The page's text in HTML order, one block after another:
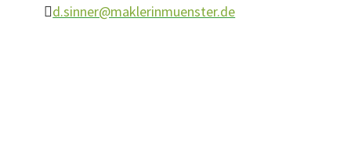
d.sinner@maklerinmuenster.de